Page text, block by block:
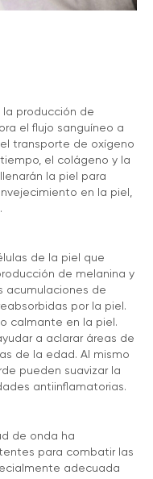
la producción de
el flujo sanguíneo a
transporte de oxígeno
el colágeno y la
la piel para
en la piel,
de la piel que
de melanina y
acumulaciones de
por la piel.
calmante en la piel.
a aclarar áreas de
de la edad. Al mismo
pueden suavizar la
antiinflamatorias.
de onda ha
para combatir las
adecuada